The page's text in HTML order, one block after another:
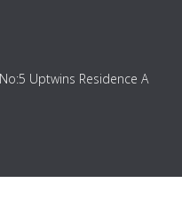
No:5 Uptwins Residence A